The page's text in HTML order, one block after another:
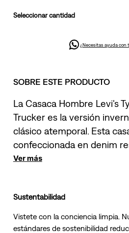
cantidad
¿Necesitas ayuda con
SOBRE ESTE PRODUCTO
La Casaca Hombre Levi's
Trucker es la versión
clásico atemporal. Esta
confeccionada en denim
Ver más
Sustentabilidad
Vistete con la conciencia limpia.
estándares de sostenibilidad